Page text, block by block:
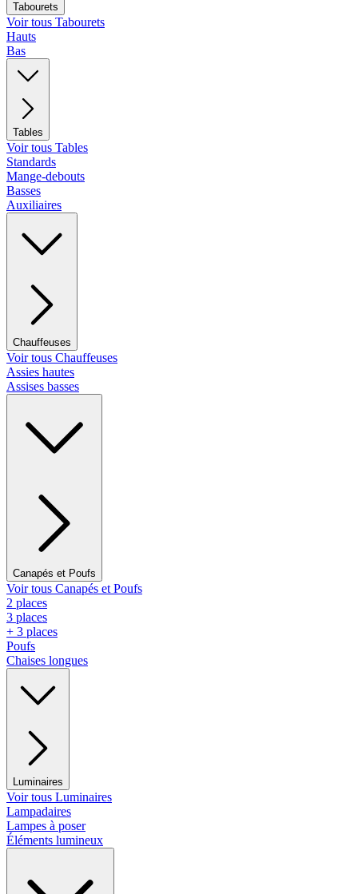
Tabourets
Voir tous Tabourets
Hauts
Bas
Tables
Voir tous Tables
Standards
Mange-debouts
Basses
Auxiliaires
Chauffeuses
Voir tous Chauffeuses
Assies hautes
Assises basses
Canapés et Poufs
Voir tous Canapés et Poufs
2 places
3 places
+ 3 places
Poufs
Chaises longues
Luminaires
Voir tous Luminaires
Lampadaires
Lampes à poser
Éléments lumineux